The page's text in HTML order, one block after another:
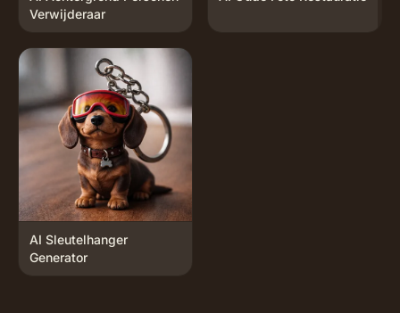
Verwijderaar
AI Sleutelhanger
Generator